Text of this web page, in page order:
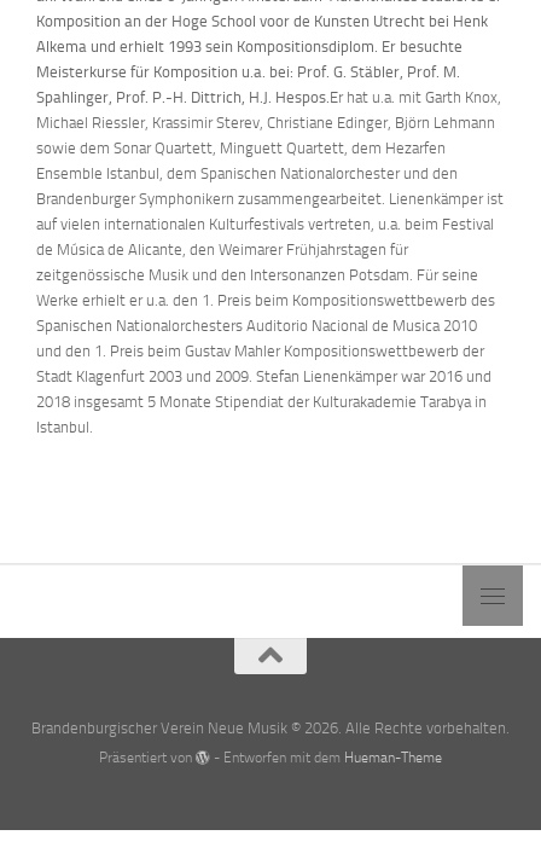
Komposition an der Hoge School voor de Kunsten Utrecht bei Henk
Alkema und erhielt 1993 sein Kompositionsdiplom. Er besuchte
Meisterkurse für Komposition u.a. bei: Prof. G. Stäbler, Prof. M.
Spahlinger, Prof. P.-H. Dittrich, H.J. Hespos.Er hat u.a. mit Garth Knox,
Michael Riessler, Krassimir Sterev, Christiane Edinger, Björn Lehmann
sowie dem Sonar Quartett, Minguett Quartett, dem Hezarfen
Ensemble Istanbul, dem Spanischen Nationalorchester und den
Brandenburger Symphonikern zusammengearbeitet. Lienenkämper ist
auf vielen internationalen Kulturfestivals vertreten, u.a. beim Festival
de Música de Alicante, den Weimarer Frühjahrstagen für
zeitgenössische Musik und den Intersonanzen Potsdam. Für seine
Werke erhielt er u.a. den 1. Preis beim Kompositionswettbewerb des
Spanischen Nationalorchesters Auditorio Nacional de Musica 2010
und den 1. Preis beim Gustav Mahler Kompositionswettbewerb der
Stadt Klagenfurt 2003 und 2009. Stefan Lienenkämper war 2016 und
2018 insgesamt 5 Monate Stipendiat der Kulturakademie Tarabya in
Istanbul.
Brandenburgischer Verein Neue Musik © 2026. Alle Rechte vorbehalten.
Präsentiert von - Entworfen mit dem Hueman-Theme